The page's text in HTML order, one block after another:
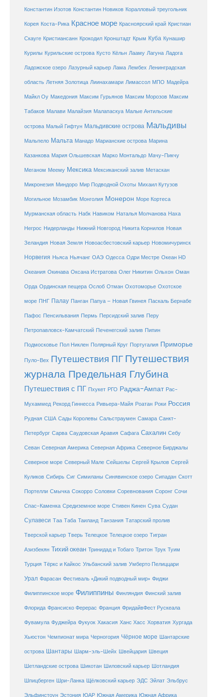
Константин Изотов Константин Новиков Коралловый треугольник
Корея Коста-Рика Красное море Красноярский край Кристиан
Скауге Кристиансанн Крокодил Кронштадт Крым Куба Кунашир
Курилы Курильские острова Кусто Кёльн Лааму Лагуна Ладога
Ладожское озеро Лазурный карьер Лама Лембех Ленинградская
область Летняя Золотица Лиинахамари Лимассол МПО Мадейра
Майкл Оу Македония Максим Гурьянов Максим Морозов Максим
Табаков Малави Малайзия Малапаскуа Малые Антильские
острова Малый Гифтун Мальдивские острова Мальдивы
Мальпело Мальта Манадо Марианские острова Марина
Казанкова Мария Ольшевская Марко Монтальдо Мачу-Пикчу
Меганом Меему Мексика Мексиканский залив Метаскан
Микронезия Миндоро Мир Подводной Охоты Михаил Кутузов
Могильное Мозамбик Монголия Монерон Море Кортеса
Мурманская область Набк Навиком Наталья Молчанова Наха
Негрос Нидерланды Нижний Новгород Никита Корнилов Новая
Зеландия Новая Земля Новоасбестовский карьер Новомичуринск
Норвегия Ньяса Ньячанг ОАЭ Одесса Одри Местре Океан HD
Океания Окинава Оксана Истратова Олег Никитин Ольхон Оман
Орда Ординская пещера Ослоб Отман Охотоморье Охотское
море ПНГ Палау Панган Папуа – Новая Гвинея Паскаль Бернабе
Пафос Пенсильвания Пермь Персидский залив Перу
Петропавловск-Камчатский Печенегский залив Пипин
Подмосковье Пол Никлен Полярный Круг Португалия Приморье
Пуло-Вех Путешествия ПГ Путешествия
журнала Предельная Глубина
Путешествия с ПГ Пхукет РГО Раджа-Ампат Рас-
Мухаммед Рекорд Гиннесса Ривьера-Майя Роатан Роки Россия
Рудная США Сады Королевы Сальстраумен Самара Санкт-
Петербург Сарва Саудовская Аравия Сафага Сахалин Себу
Севан Северная Америка Северная Африка Северное Бирджалы
Северное море Северный Мале Сейшелы Сергей Крылов Сергей
Куликов Сибирь Сиг Симиланы Синявинское озеро Сипадан Скотт
Портелли Смычка Сокорро Соловки Соревнования Соронг Сочи
Спас-Каменка Средиземное море Стивен Кинен Сува Судан
Сулавеси Таа Таба Таиланд Танзания Татарский пролив
Тверской карьер Тверь Телецкое Телецкое озеро Тигран
Азизбекян Тихий океан Тринидад и Тобаго Тритон Трук Туим
Турция Тёркс и Кайкос Ульбанский залив Умберто Пелиццари
Урал Фарасан Фестиваль «Дикий подводный мир» Фиджи
Филиппинское море Филиппины Финляндия Финский залив
Флорида Франсиско Ферерас Франция ФридайвФест Рускеала
Фувамула Фуджейра Фукуок Хакасия Ханс Хасс Хорватия Хургада
Хьюстон Чемпионат мира Черногория Чёрное море Шантарские
острова Шантары Шарм-эль-Шейх Швейцария Швеция
Шетландские острова Шикотан Шиловский карьер Шотландия
Шпицберген Шри-Ланка Щёлковский карьер ЭДС Эйлат Эльбрус
Эльфинстоун Эстония ЮАР Южная Америка Южная Африка